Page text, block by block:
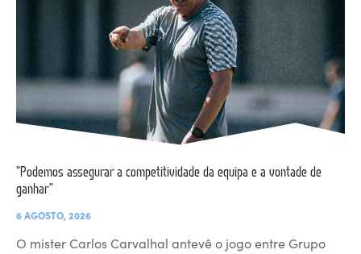
“Podemos assegurar a competitividade da equipa e a vontade de
ganhar”
6 AGOSTO, 2026
O mister Carlos Carvalhal antevê o jogo entre Grupo